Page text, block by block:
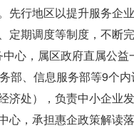
行地区以提升服务企
期调度等制度，不断
心，属区政府直属公
部、信息服务部等9个
处），负责中小企业
，承担惠企政策解读